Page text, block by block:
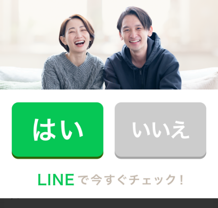
お財布と心が笑顔になるクラウド家事代行
CaSy（カジー）のご案内
タン･便利･あんしんなお掃除代行･お料理代行サービスで